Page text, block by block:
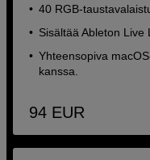
40 RGB-
Sisältää Ableton Live
Yhteensopiva
kanssa.
94 EUR